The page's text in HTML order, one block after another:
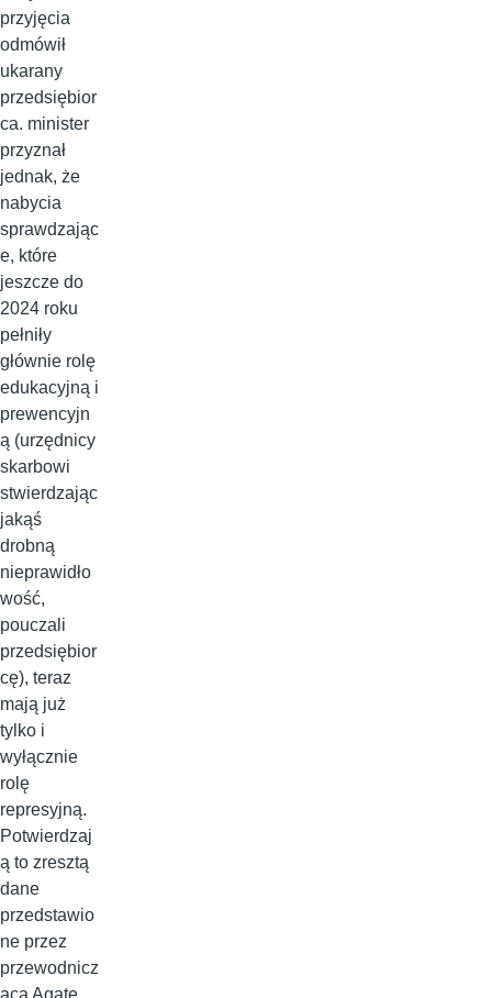
przyjęcia
odmówił
ukarany
przedsiębior
ca. minister
przyznał
jednak, że
nabycia
sprawdzając
e, które
jeszcze do
2024 roku
pełniły
głównie rolę
edukacyjną i
prewencyjn
ą (urzędnicy
skarbowi
stwierdzając
jakąś
drobną
nieprawidło
wość,
pouczali
przedsiębior
cę), teraz
mają już
tylko i
wyłącznie
rolę
represyjną.
Potwierdzaj
ą to zresztą
dane
przedstawio
ne przez
przewodnicz